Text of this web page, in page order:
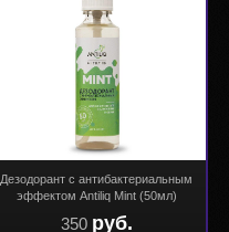
Дезодорант с антибактериальным
эффектом Antiliq Mint (50мл)
350 руб.